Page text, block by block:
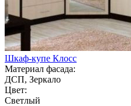
Шкаф-купе Клосс
Материал фасада:
ДСП, Зеркало
Цвет:
Светлый